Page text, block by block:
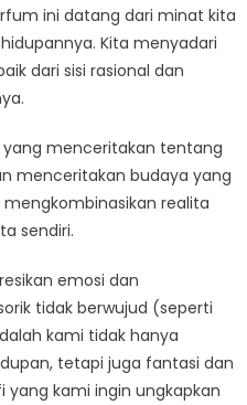
ini datang dari minat kita
Kita menyadari
dari sisi rasional dan
yang menceritakan tentang
menceritakan budaya yang
realita
sendiri.
emosi dan
tidak berwujud (seperti
kami tidak hanya
tetapi juga fantasi dan
yang kami ingin ungkapkan